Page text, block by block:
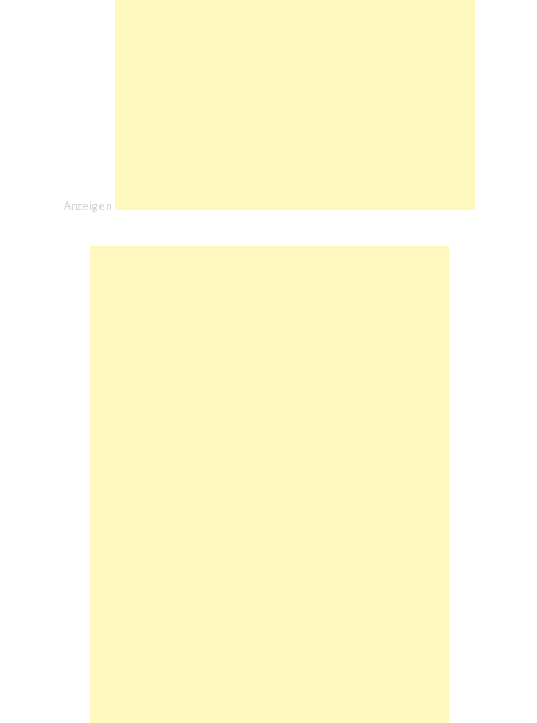
Anzeigen